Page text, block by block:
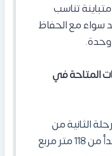
تناسب
سواء مع الحفاظ
وحدة.
المتاحة في
الثانية من
المشروع بمساحات متنوعة تبدأ من 118 متر مربع